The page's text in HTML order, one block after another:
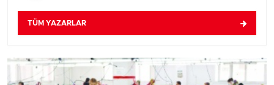
TÜM YAZARLAR